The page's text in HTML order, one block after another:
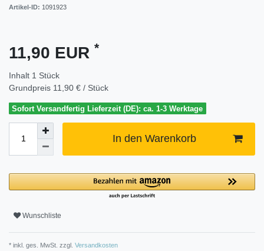
Artikel-ID: 1091923
11,90 EUR *
Inhalt 1 Stück
Grundpreis 11,90 € / Stück
Sofort Versandfertig Lieferzeit (DE): ca. 1-3 Werktage
In den Warenkorb
Wunschliste
* inkl. ges. MwSt. zzgl. Versandkosten